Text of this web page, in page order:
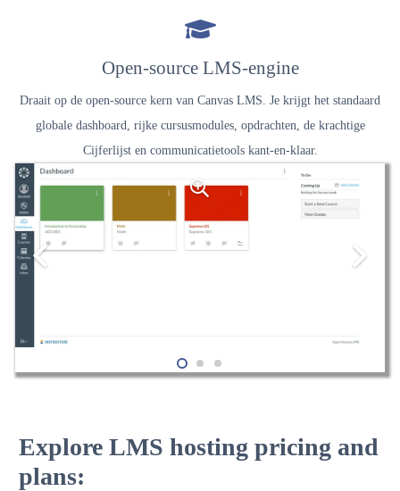
Open-source LMS-engine
Draait op de open-source kern van Canvas LMS. Je krijgt het standaard
globale dashboard, rijke cursusmodules, opdrachten, de krachtige
Cijferlijst en communicatietools kant-en-klaar.
Explore LMS hosting pricing and
plans: